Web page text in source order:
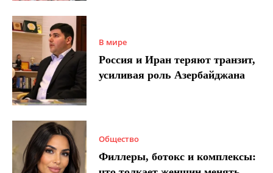
В мире
Россия и Иран теряют транзит,
усиливая роль Азербайджана
Общество
Филлеры, ботокс и комплексы: